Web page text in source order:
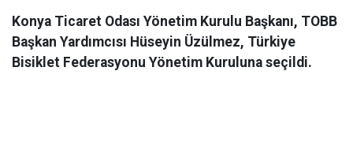
Konya Ticaret Odası Yönetim Kurulu Başkanı, TOBB
Başkan Yardımcısı Hüseyin Üzülmez, Türkiye
Bisiklet Federasyonu Yönetim Kuruluna seçildi.